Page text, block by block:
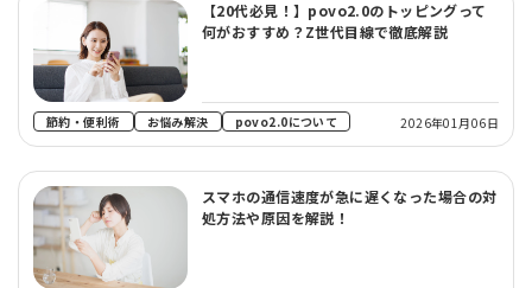
【20代必見！】povo2.0のトッピングって
何がおすすめ？Z世代目線で徹底解説
節約・便利術 お悩み解決 povo2.0について 2026年01月06日
スマホの通信速度が急に遅くなった場合の対
処方法や原因を解説！